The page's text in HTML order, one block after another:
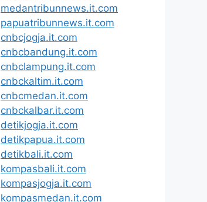
medantribunnews.it.com
papuatribunnews.it.com
cnbcjogja.it.com
cnbcbandung.it.com
cnbclampung.it.com
cnbckaltim.it.com
cnbcmedan.it.com
cnbckalbar.it.com
detikjogja.it.com
detikpapua.it.com
detikbali.it.com
kompasbali.it.com
kompasjogja.it.com
kompasmedan.it.com